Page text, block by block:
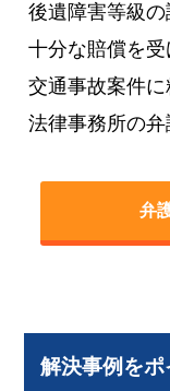
後遺障害等級の
十分な賠償を受
交通事故案件
法律事務所の弁
弁
解決事例を